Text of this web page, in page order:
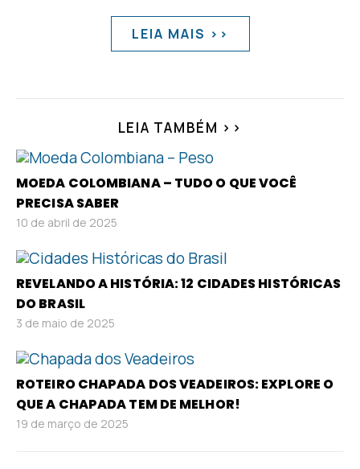
LEIA MAIS >>
LEIA TAMBÉM >>
MOEDA COLOMBIANA – TUDO O QUE VOCÊ
PRECISA SABER
10 de abril de 2025
REVELANDO A HISTÓRIA: 12 CIDADES HISTÓRICAS
DO BRASIL
3 de maio de 2025
ROTEIRO CHAPADA DOS VEADEIROS: EXPLORE O
QUE A CHAPADA TEM DE MELHOR!
19 de março de 2025